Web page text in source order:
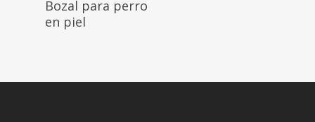
Bozal para perro
en piel